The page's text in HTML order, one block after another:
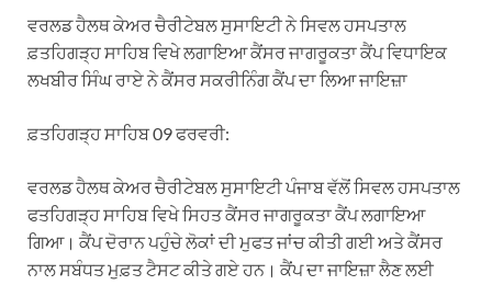
ਵਰਲਡ ਹੈਲਥ ਕੇਅਰ ਚੈਰੀਟੇਬਲ ਸੁਸਾਇਟੀ ਨੇ ਸਿਵਲ ਹਸਪਤਾਲ
ਫ਼ਤਹਿਗੜ੍ਹ ਸਾਹਿਬ ਵਿਖੇ ਲਗਾਇਆ ਕੈਂਸਰ ਜਾਗਰੂਕਤਾ ਕੈਂਪ ਵਿਧਾਇਕ
ਲਖਬੀਰ ਸਿੰਘ ਰਾਏ ਨੇ ਕੈਂਸਰ ਸਕਰੀਨਿੰਗ ਕੈਂਪ ਦਾ ਲਿਆ ਜਾਇਜ਼ਾ
ਫ਼ਤਹਿਗੜ੍ਹ ਸਾਹਿਬ 09 ਫਰਵਰੀ:
ਵਰਲਡ ਹੈਲਥ ਕੇਅਰ ਚੈਰੀਟੇਬਲ ਸੁਸਾਇਟੀ ਪੰਜਾਬ ਵੱਲੋਂ ਸਿਵਲ ਹਸਪਤਾਲ
ਫਤਹਿਗੜ੍ਹ ਸਾਹਿਬ ਵਿਖੇ ਸਿਹਤ ਕੈਂਸਰ ਜਾਗਰੂਕਤਾ ਕੈਂਪ ਲਗਾਇਆ
ਗਿਆ। ਕੈਂਪ ਦੋਰਾਨ ਪਹੁੰਚੇ ਲੋਕਾਂ ਦੀ ਮੁਫਤ ਜਾਂਚ ਕੀਤੀ ਗਈ ਅਤੇ ਕੈਂਸਰ
ਨਾਲ ਸਬੰਧਤ ਮੁਫ਼ਤ ਟੈਸਟ ਕੀਤੇ ਗਏ ਹਨ। ਕੈਂਪ ਦਾ ਜਾਇਜ਼ਾ ਲੈਣ ਲਈ